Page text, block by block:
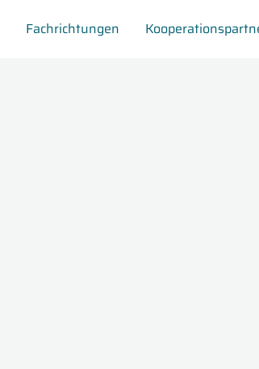
Fachrichtungen